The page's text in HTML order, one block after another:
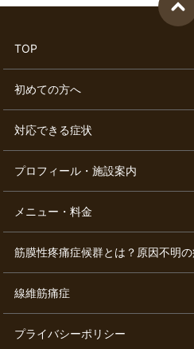
TOP
初めての方へ
対応できる症状
プロフィール・施設案内
メニュー・料金
筋膜性疼痛症候群とは？原因不明
線維筋痛症
プライバシーポリシー